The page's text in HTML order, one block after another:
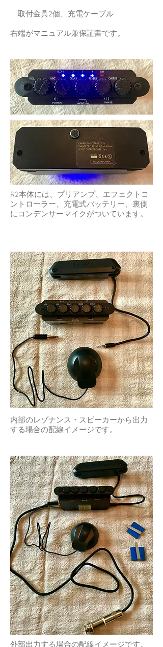
取付金具2個、充電ケーブル
​右端がマニュアル兼保証書です。
R2本体には、プリアンプ、エフェクトコ
ントローラー、充電式バッテリー、裏側
にコンデンサーマイクがついています。
内部のレゾナンス・スピーカーから出力
する場合の配線イメージです。
外部出力する場合の配線イメージです。